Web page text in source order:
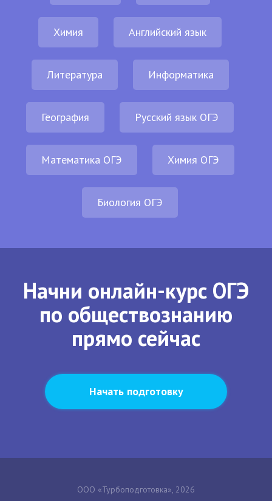
Химия Английский язык
Литература Информатика
География Русский язык ОГЭ
Математика ОГЭ Химия ОГЭ
Биология ОГЭ
Начни онлайн-курс ОГЭ
по обществознанию
прямо сейчас
Начать подготовку
ООО «Турбоподготовка», 2026